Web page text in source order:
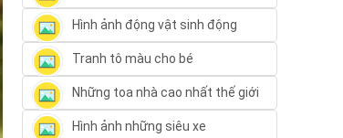
Hình ảnh động vật sinh động
Tranh tô màu cho bé
Những toa nhà cao nhất thế giới
Hình ảnh những siêu xe